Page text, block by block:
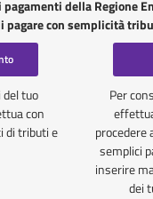
pagamenti della Regione
pagare con semplicità
tuo
con
di tributi e
Per
procedere
semplici
inserire
dei